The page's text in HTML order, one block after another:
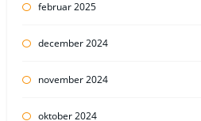
februar 2025
december 2024
november 2024
oktober 2024